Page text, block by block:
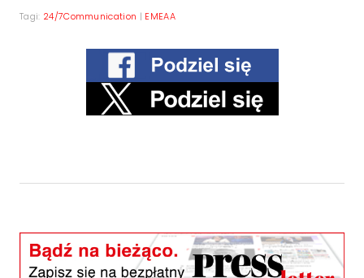
Tagi: 24/7Communication | EMEAA